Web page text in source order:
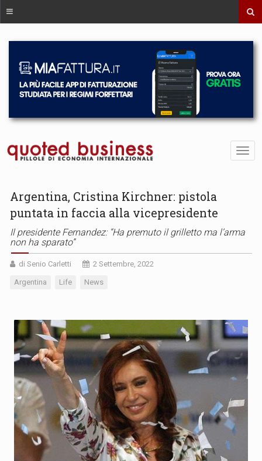
Argentina, Cristina Kirchner: pistola
puntata in faccia alla vicepresidente
Il presidente Fernandez: “Ha premuto il grilletto ma l’arma
non ha sparato”
di Senio Carletti 2 Settembre, 2022
Argentina Life News